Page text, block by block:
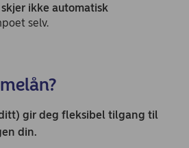
ikke automatisk
selv.
gir deg fleksibel tilgang til
din.